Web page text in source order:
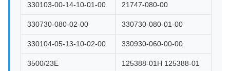
330103-00-14-10-01-00 21747-080-00
330730-080-02-00 330730-080-01-00
330104-05-13-10-02-00 330930-060-00-00
3500/23E 125388-01H 125388-01